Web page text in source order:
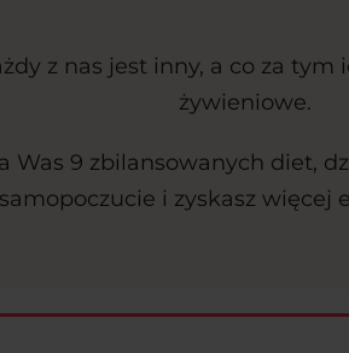
z nas jest inny, a co za tym
żywieniowe.
Was 9 zbilansowanych diet,
i zyskasz więcej